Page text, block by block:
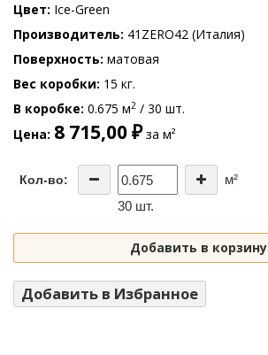
Цвет Ice-Green
Производитель 41ZERO42 (Италия)
Поверхность матовая
Вес коробки 15 кг.
В коробке 0.675 м2 / 30 шт.
Цена 8 715,00 ₽за м²
Кол-во:
м²
30 шт.
Добавить в корзину
Добавить в Избранное